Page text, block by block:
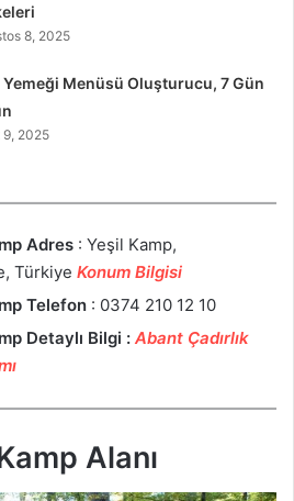
8, 2025
Yemeği Menüsü Oluşturucu, 7 Gün
9, 2025
Adres : Yeşil Kamp,
Türkiye Konum Bilgisi
Telefon : 0374 210 12 10
Detaylı Bilgi : Abant Çadırlık
Alanı